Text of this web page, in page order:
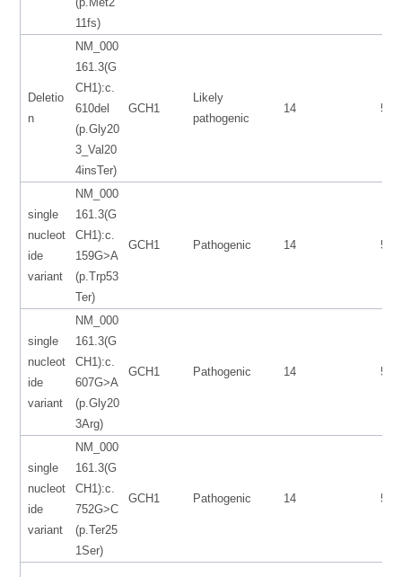
11fs)
Deletio
n
NM_000
161.3(G
CH1):c.
610del
(p.Gly20
3_Val20
4insTer)
GCH1
Likely
pathogenic
14
single
nucleot
ide
variant
NM_000
161.3(G
CH1):c.
159G>A
(p.Trp53
Ter)
GCH1 Pathogenic 14
single
nucleot
ide
variant
NM_000
161.3(G
CH1):c.
607G>A
(p.Gly20
3Arg)
GCH1 Pathogenic 14
single
nucleot
ide
variant
NM_000
161.3(G
CH1):c.
752G>C
(p.Ter25
1Ser)
GCH1 Pathogenic 14